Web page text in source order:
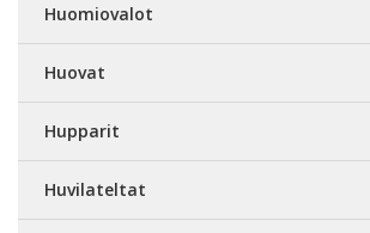
Huomiovalot
Huovat
Hupparit
Huvilateltat